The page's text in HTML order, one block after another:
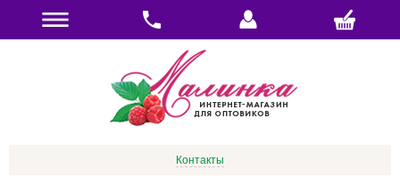
Контакты